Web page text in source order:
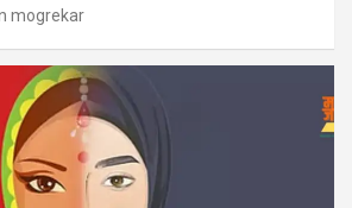
mogrekar